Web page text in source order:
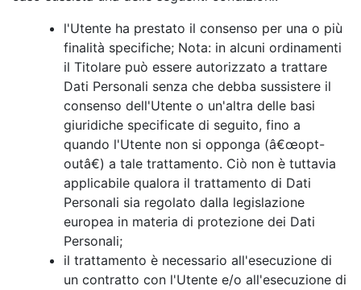
l'Utente ha prestato il consenso per una o più
finalità specifiche; Nota: in alcuni ordinamenti
il Titolare può essere autorizzato a trattare
Dati Personali senza che debba sussistere il
consenso dell'Utente o un'altra delle basi
giuridiche specificate di seguito, fino a
quando l'Utente non si opponga (â€œopt-
outâ€) a tale trattamento. Ciò non è tuttavia
applicabile qualora il trattamento di Dati
Personali sia regolato dalla legislazione
europea in materia di protezione dei Dati
Personali;
il trattamento è necessario all'esecuzione di
un contratto con l'Utente e/o all'esecuzione di